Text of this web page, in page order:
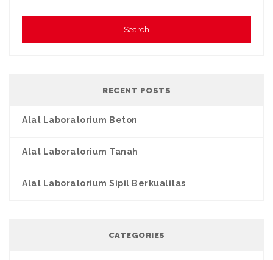
RECENT POSTS
Alat Laboratorium Beton
Alat Laboratorium Tanah
Alat Laboratorium Sipil Berkualitas
CATEGORIES